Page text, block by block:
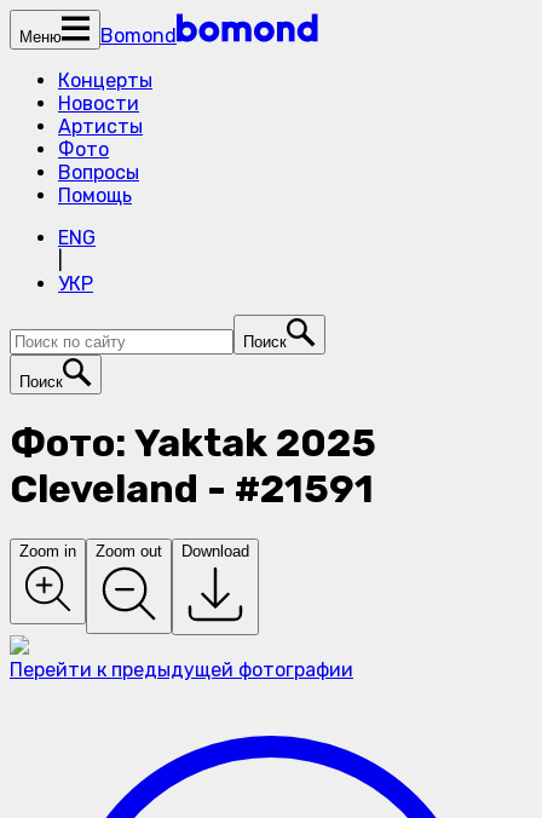
Меню
Bomond
Концерты
Новости
Артисты
Фото
Вопросы
Помощь
ENG
УКР
Поиск
Поиск
Фото: Yaktak 2025
Cleveland - #21591
Zoom in Zoom out Download
Перейти к предыдущей фотографии